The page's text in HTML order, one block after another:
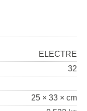
ELECTRE
32
25 × 33 × cm